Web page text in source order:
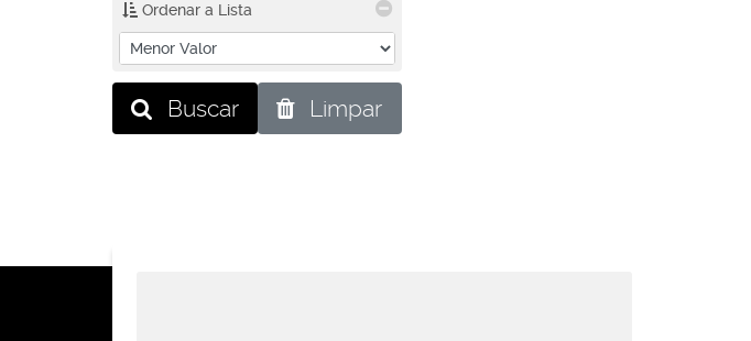
Ordenar a Lista
Buscar Limpar